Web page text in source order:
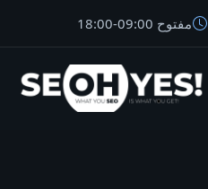
مفتوح 09:00
-
18:00
SEOH